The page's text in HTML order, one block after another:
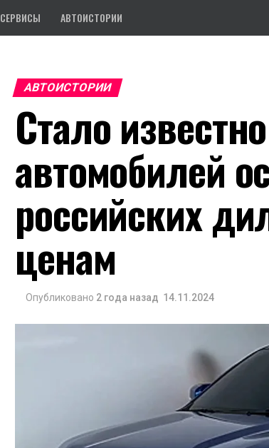
СЕРВИСЫ АВТОИСТОРИИ
АВТОИСТОРИИ
Стало
автомобилей
российских
ценам
Опубликовано 2 года назад 14.11.2024